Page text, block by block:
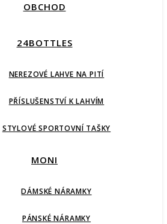
OBCHOD
24BOTTLES
NEREZOVÉ LAHVE NA PITÍ
PŘÍSLUŠENSTVÍ K LAHVÍM
STYLOVÉ SPORTOVNÍ TAŠKY
MONI
DÁMSKÉ NÁRAMKY
PÁNSKÉ NÁRAMKY